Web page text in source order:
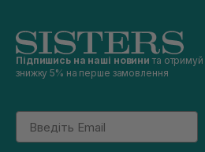
Підпишись на наші новини та отримуй
знижку 5% на перше замовлення
Email